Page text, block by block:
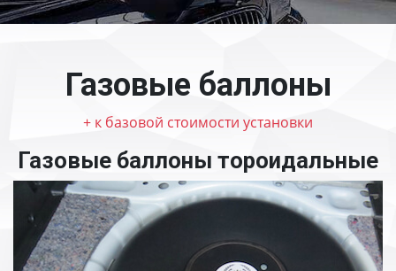
Газовые баллоны
+ к базовой стоимости установки
Газовые баллоны тороидальные